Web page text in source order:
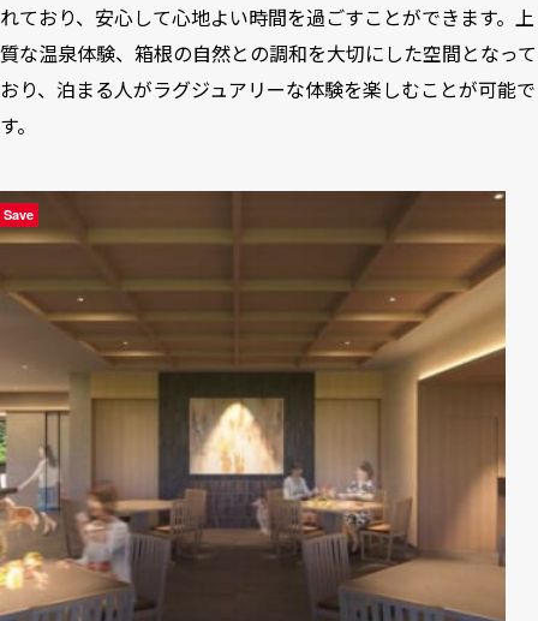
れており、安心して心地よい時間を過ごすことができます。上
質な温泉体験、箱根の自然との調和を大切にした空間となって
おり、泊まる人がラグジュアリーな体験を楽しむことが可能で
す。
Save